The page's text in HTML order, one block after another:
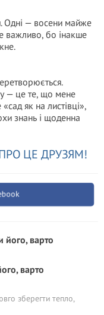
Одні — восени майже
важливо, бо інакше
— це те, що мене
як на листівці»,
знань і щоденна
ЦЕ ДРУЗЯМ!
варто
зберегти тепло,